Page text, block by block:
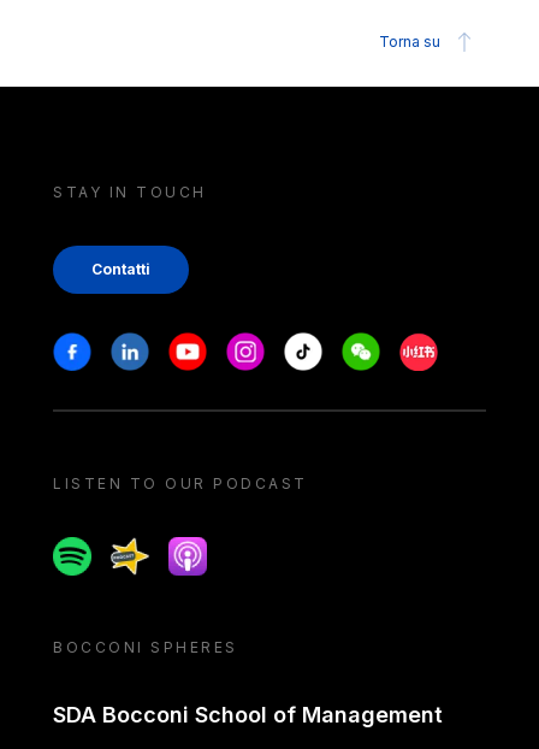
Torna su
STAY IN TOUCH
Contatti
Stay in touch
FacebookLinkedinYoutubeInstagram
Tiktok WeechatXiaohongshu/
LISTEN TO OUR PODCAST
SpotifySpreakerApple podcast
BOCCONI SPHERES
SDA Bocconi School of Management